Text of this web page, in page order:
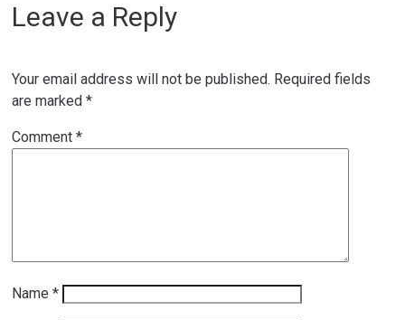
Leave a Reply
Your email address will not be published. Required fields
are marked *
Comment *
Name *